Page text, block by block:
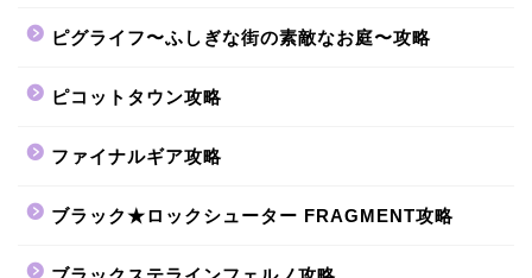
ピグライフ〜ふしぎな街の素敵なお庭〜攻略
ピコットタウン攻略
ファイナルギア攻略
ブラック★ロックシューター FRAGMENT攻略